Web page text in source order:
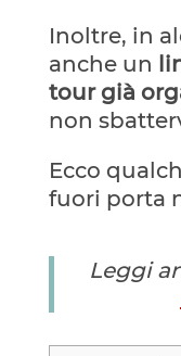
Inoltre, in
anche un
tour già
non
Ecco
fuori porta
Leggi